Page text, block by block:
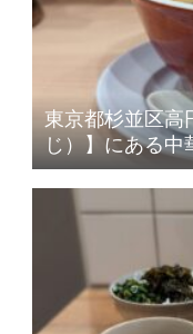
東京都杉並区高
じ）】にある中